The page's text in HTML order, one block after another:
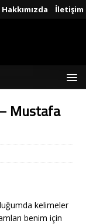
Hakkımızda İletişim
– Mustafa
kelimeler
benim için